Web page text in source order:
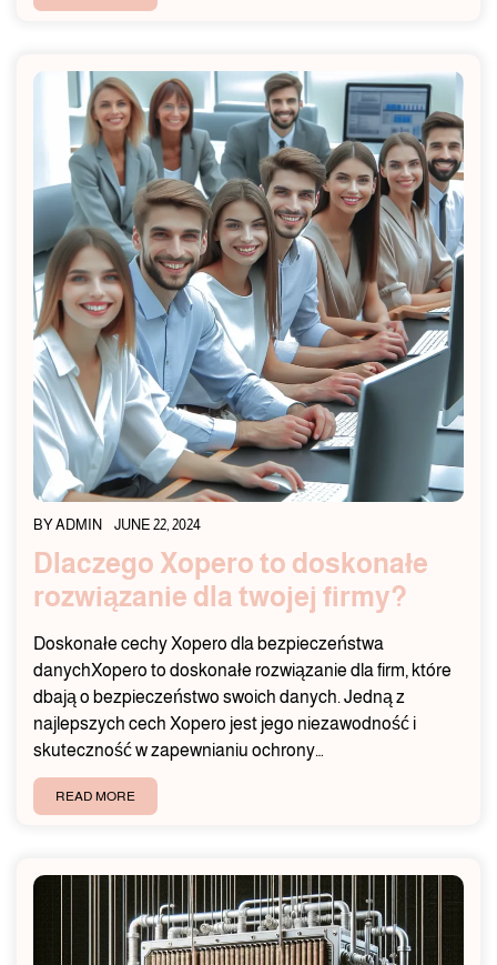
BYADMIN JUNE 22, 2024
Dlaczego Xopero to doskonałe
rozwiązanie dla twojej firmy?
Doskonałe cechy Xopero dla bezpieczeństwa
danychXopero to doskonałe rozwiązanie dla firm, które
dbają o bezpieczeństwo swoich danych. Jedną z
najlepszych cech Xopero jest jego niezawodność i
skuteczność w zapewnianiu ochrony…
READ MORE